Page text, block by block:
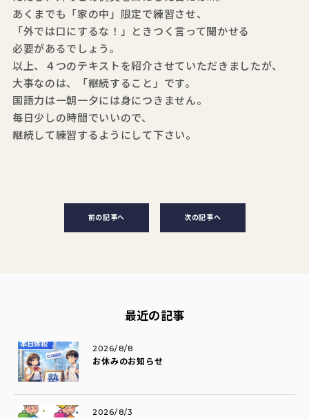
あくまでも「家の中」限定で練習させ、
「外では口にするな！」ときつく言って聞かせる
必要があるでしょう。
以上、４つのテキストを紹介させていただきましたが、
大事なのは、「継続すること」です。
国語力は一朝一夕には身につきません。
毎日少しの時間でいいので、
継続して練習するようにして下さい。
前の記事へ 次の記事へ
最近の記事
お休みのお知らせ
2026/8/8
2026/8/3